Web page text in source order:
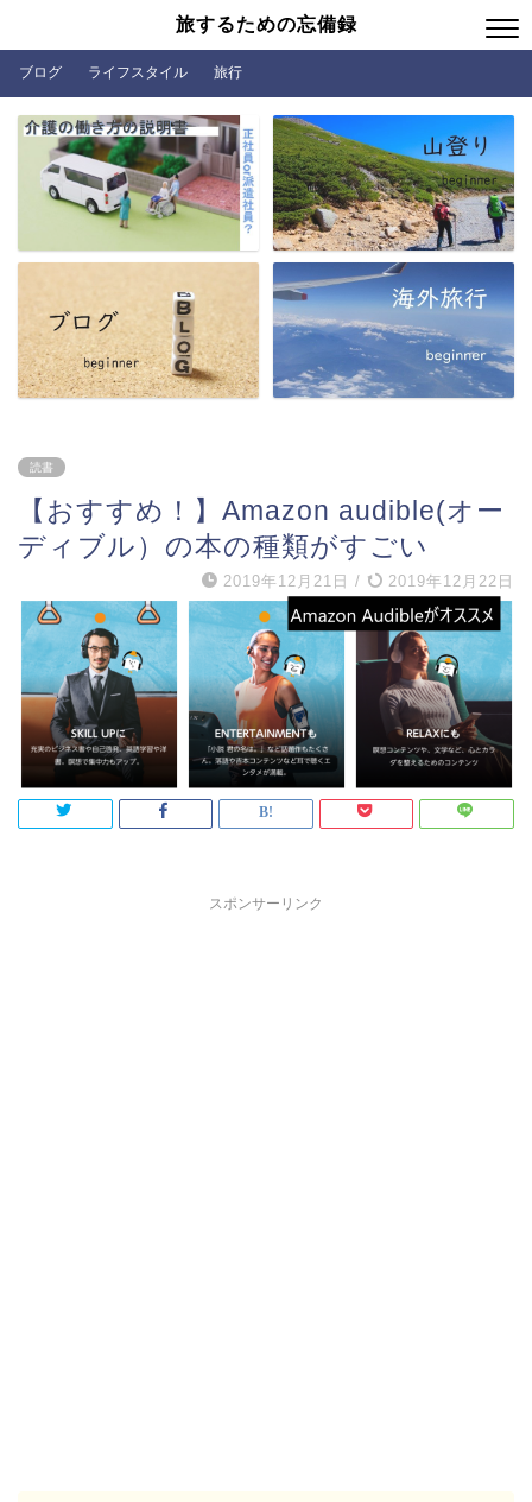
旅するための忘備録
ブログ ライフスタイル 旅行
読書
【おすすめ！】Amazon audible(オー
ディブル）の本の種類がすごい
2019年12月21日 / 2019年12月22日
スポンサーリンク